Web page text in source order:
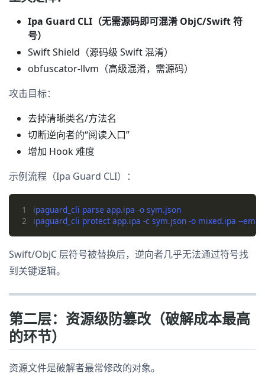
Ipa Guard CLI（无需源码即可混淆 ObjC/Swift 符
号）
Swift Shield（源码级 Swift 混淆）
obfuscator-llvm（高级混淆，需源码）
攻击目标：
去掉清晰类名/方法名
切断逆向者的“阅读入口”
增加 Hook 难度
示例流程（Ipa Guard CLI）：
1
2
Swift/ObjC 层符号被替换后，逆向者几乎无法通过符号找
到关键逻辑。
第二层：资源级防篡改（破解成本最高
的环节）
资源文件是破解者最常修改的对象。